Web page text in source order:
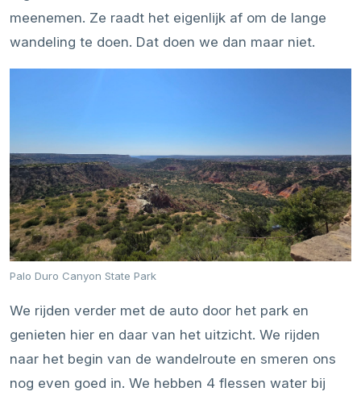
meenemen. Ze raadt het eigenlijk af om de lange
wandeling te doen. Dat doen we dan maar niet.
Palo Duro Canyon State Park
We rijden verder met de auto door het park en
genieten hier en daar van het uitzicht. We rijden
naar het begin van de wandelroute en smeren ons
nog even goed in. We hebben 4 flessen water bij